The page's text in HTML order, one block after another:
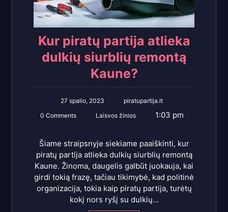
Kur piratų partija atlieka
dulkių siurblių remontą
Kaune?
27 spalio, 2023
piratupartija.lt
0 Comments
Laisvos žinios 1:03 pm
Šiame straipsnyje siekiame paaiškinti, kur
piratų partija atlieka dulkių siurblių remontą
Kaune. Žinoma, daugelis galbūt juokauja, kai
girdi tokią frazę, tačiau tikimybė, kad politinė
organizacija, tokia kaip piratų partija, turėtų
kokį nors ryšį su dulkių…